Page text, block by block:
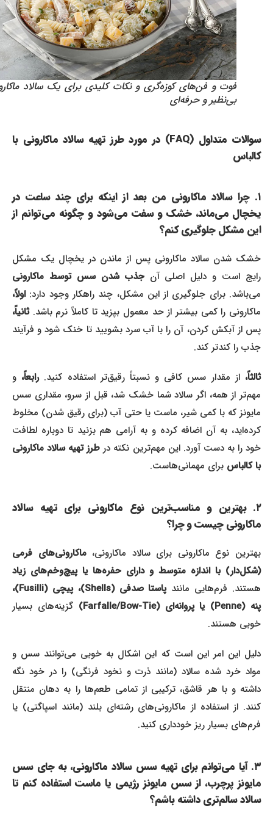
فوت و فن‌های کوزه‌گری و نکات کلیدی برای یک سالاد ماکارونی
بی‌نظیر و حرفه‌ای
سوالات متداول (FAQ) در مورد طرز تهیه سالاد ماکارونی با
کالباس
۱. چرا سالاد ماکارونی من بعد از اینکه برای چند ساعت در
یخچال می‌ماند، خشک و سفت می‌شود و چگونه می‌توانم از
این مشکل جلوگیری کنم؟
خشک شدن سالاد ماکارونی پس از ماندن در یخچال یک مشکل
رایج است و دلیل اصلی آنجذب شدن سس توسط ماکارونی
می‌باشد. برای جلوگیری از این مشکل، چند راهکار وجود دارد:اولاً،
ماکارونی را کمی بیشتر از حد معمول بپزید تا کاملاً نرم باشد.ثانیاً،
پس از آبکش کردن، آن را با آب سرد بشویید تا خنک شود و فرآیند
جذب را کندتر کند.
ثالثاً،از مقدار سس کافی و نسبتاً رقیق‌تر استفاده کنید.رابعاً،و
مهم‌تر از همه، اگر سالاد شما خشک شد، قبل از سرو، مقداری سس
مایونز که با کمی شیر، ماست یا حتی آب (برای رقیق شدن) مخلوط
کرده‌اید، به آن اضافه کرده و به آرامی هم بزنید تا دوباره لطافت
خود را به دست آورد. این مهم‌ترین نکته در طرز تهیه سالاد ماکارونی
با کالباسبرای مهمانی‌هاست.
۲. بهترین و مناسب‌ترین نوع ماکارونی برای تهیه سالاد
ماکارونی چیست و چرا؟
بهترین نوع ماکارونی برای سالاد ماکارونی،ماکارونی‌های فرمی
(شکل‌دار) با اندازه متوسط و دارای حفره‌ها یا پیچ‌وخم‌های زیاد
هستند. فرم‌هایی مانند
پاستا صدفی (Shells)، پیچی (Fusilli)،
پنه (Penne) یا پروانه‌ای (Farfalle/Bow-Tie)
گزینه‌های بسیار
خوبی هستند.
دلیل این امر این است که این اشکال به خوبی می‌توانند سس و
مواد خرد شده سالاد (مانند ذرت و نخود فرنگی) را در خود نگه
داشته و با هر قاشق، ترکیبی از تمامی طعم‌ها را به دهان منتقل
کنند. از استفاده از ماکارونی‌های رشته‌ای بلند (مانند اسپاگتی) یا
فرم‌های بسیار ریز خودداری کنید.
۳. آیا می‌توانم برای تهیه سس سالاد ماکارونی، به جای سس
مایونز پرچرب، از سس مایونز رژیمی یا ماست استفاده کنم تا
سالاد سالم‌تری داشته باشم؟